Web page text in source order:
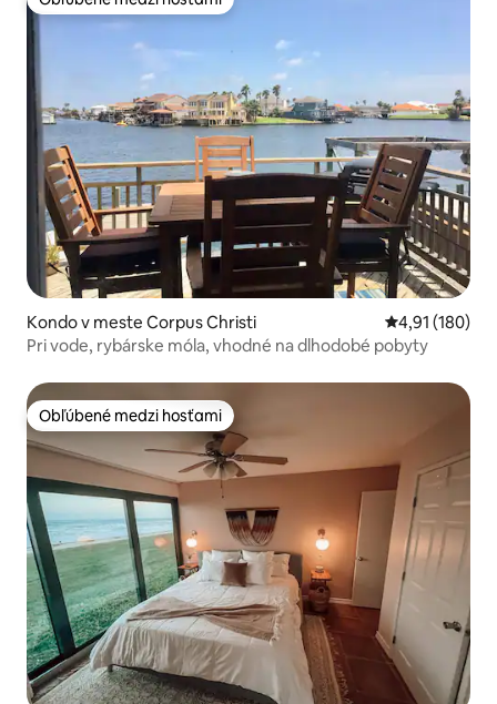
Obľúbené medzi hosťami
Kondo v meste Corpus Christi Priemerné
4,91 (180)
Pri vode, rybárske móla, vhodné na dlhodobé pobyty
Obľúbené medzi hosťami
Obľúbené medzi hosťami